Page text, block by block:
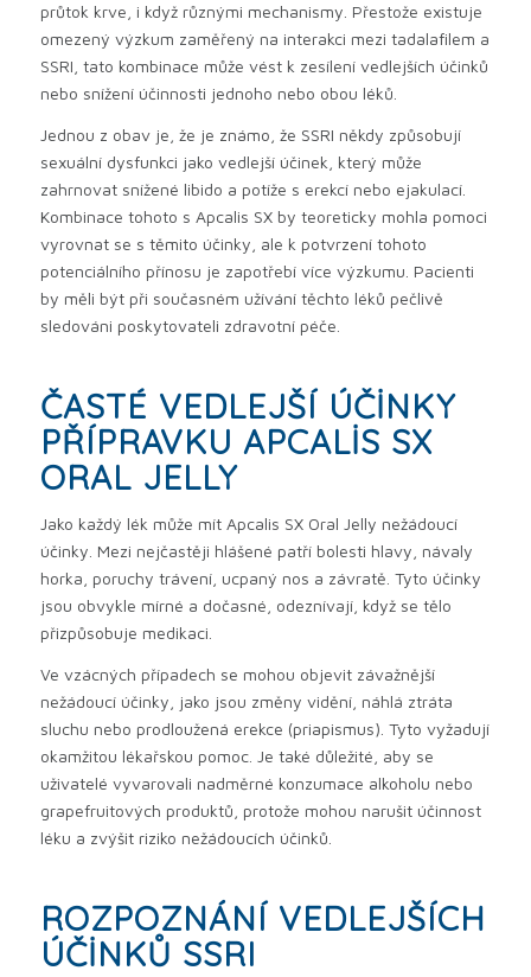
průtok krve, i když různými mechanismy. Přestože existuje
omezený výzkum zaměřený na interakci mezi tadalafilem a
SSRI, tato kombinace může vést k zesílení vedlejších účinků
nebo snížení účinnosti jednoho nebo obou léků.
Jednou z obav je, že je známo, že SSRI někdy způsobují
sexuální dysfunkci jako vedlejší účinek, který může
zahrnovat snížené libido a potíže s erekcí nebo ejakulací.
Kombinace tohoto s Apcalis SX by teoreticky mohla pomoci
vyrovnat se s těmito účinky, ale k potvrzení tohoto
potenciálního přínosu je zapotřebí více výzkumu. Pacienti
by měli být při současném užívání těchto léků pečlivě
sledováni poskytovateli zdravotní péče.
ČASTÉ VEDLEJŠÍ ÚČINKY
PŘÍPRAVKU APCALIS SX
ORAL JELLY
Jako každý lék může mít Apcalis SX Oral Jelly nežádoucí
účinky. Mezi nejčastěji hlášené patří bolesti hlavy, návaly
horka, poruchy trávení, ucpaný nos a závratě. Tyto účinky
jsou obvykle mírné a dočasné, odeznívají, když se tělo
přizpůsobuje medikaci.
Ve vzácných případech se mohou objevit závažnější
nežádoucí účinky, jako jsou změny vidění, náhlá ztráta
sluchu nebo prodloužená erekce (priapismus). Tyto vyžadují
okamžitou lékařskou pomoc. Je také důležité, aby se
uživatelé vyvarovali nadměrné konzumace alkoholu nebo
grapefruitových produktů, protože mohou narušit účinnost
léku a zvýšit riziko nežádoucích účinků.
ROZPOZNÁNÍ VEDLEJŠÍCH
ÚČINKŮ SSRI